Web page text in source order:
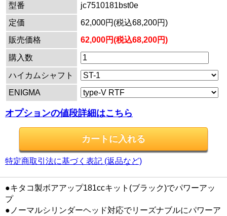
型番
jc7510181bst0e
定価
62,000円(税込68,200円)
販売価格
62,000円(税込68,200円)
購入数
ハイカムシャフト
ENIGMA
オプションの値段詳細はこちら
特定商取引法に基づく表記 (返品など)
●キタコ製ボアアップ181ccキット(ブラック)でパワーアッ
プ
●ノーマルシリンダーヘッド対応でリーズナブルにパワーア